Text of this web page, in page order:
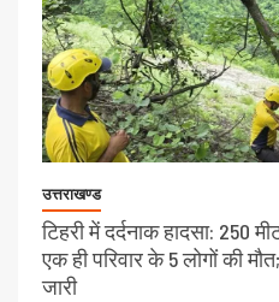
उत्तराखण्ड
टिहरी में दर्दनाक हादसा: 250
एक ही परिवार के 5 लोगों की
जारी